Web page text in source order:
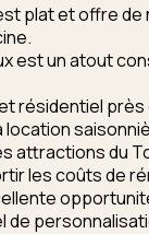
plat et offre
est un atout
résidentiel
location
attractions du
les coûts de